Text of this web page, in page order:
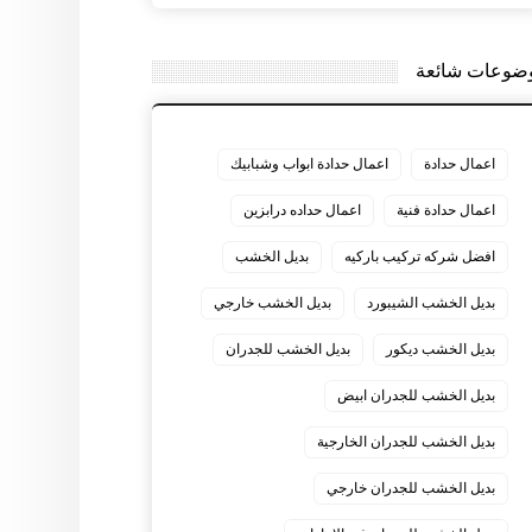
شائعة
اعمال حدادة اعمال حدادة ابواب وشبابيك
اعمال حدادة فنية اعمال حداده درابزين
افضل شركه تركيب باركيه بديل الخشب
بديل الخشب الشيبورد بديل الخشب خارجي
بديل الخشب ديكور بديل الخشب للجدران
بديل الخشب للجدران ابيض
بديل الخشب للجدران الخارجية
بديل الخشب للجدران خارجي